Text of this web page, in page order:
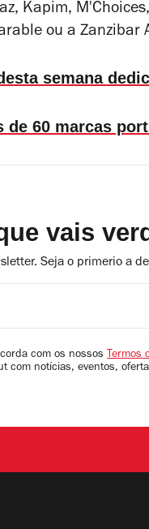
Kapim,
ou a Zanzibar
semana
de 60 marcas
vais
Seja o primerio a
com os nossos Termos
com notícias, eventos,